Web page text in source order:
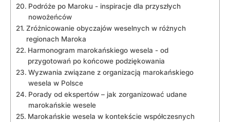
Podróże po ⁢Maroku -⁤ inspiracje ‌dla przyszłych
nowożeńców
Zróżnicowanie obyczajów weselnych ​w różnych
regionach Maroka
Harmonogram‍ marokańskiego wesela ​- od
przygotowań po końcowe podziękowania
Wyzwania związane z organizacją marokańskiego
wesela w ⁢Polsce
Porady⁤ od ekspertów – ‌jak zorganizować udane
marokańskie wesele
Marokańskie wesela w kontekście współczesnych